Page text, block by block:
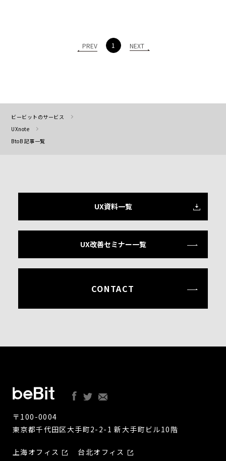
PREV 1 NEXT
ビービットのサービス
UXnote
BtoB 記事一覧
UX資料一覧
UX改善セミナー一覧
CONTACT
〒100-0004
東京都千代田区大手町2-2-1 新大手町ビル10階
上海オフィス 台北オフィス